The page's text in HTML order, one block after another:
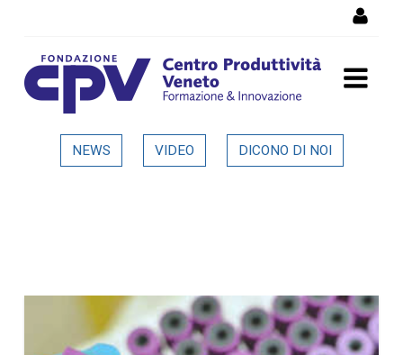
Dettaglio in evidenza
NEWS VIDEO DICONO DI NOI